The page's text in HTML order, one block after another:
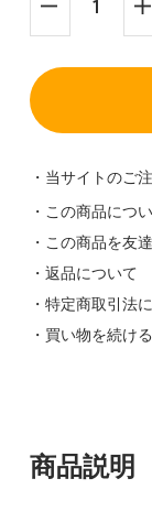
・当サイトのご
・この商品につ
・この商品を友
・返品について
・特定商取引法
・買い物を続ける
商品説明